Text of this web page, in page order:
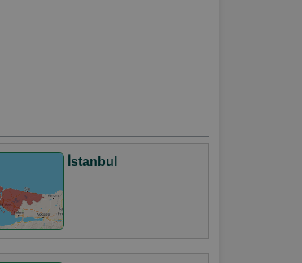
İstanbul